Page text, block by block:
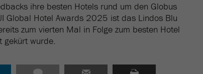
ihre besten Hotels rund um den Globus
Global Hotel Awards 2025 ist das Lindos Blu
zum vierten Mal in Folge zum besten Hotel
gekürt wurde.